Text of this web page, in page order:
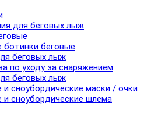
для беговых лыж
беговые
беговых лыж
по уходу за снаряжением
беговых лыж
сноубордические маски / очки
сноубордические шлема